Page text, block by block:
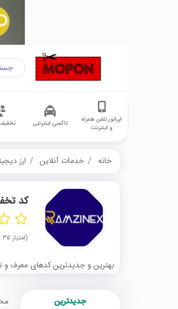
اپراتور تلفن همراه
و اینترنت
تاکسی اینترنتی
خانه خدمات آنلاین ارز
کد
(امتیاز ۴.۳۵ از مجموع ۲۷ رای)
بهترین و جدیدترین کدهای معرف و
جدیدترین